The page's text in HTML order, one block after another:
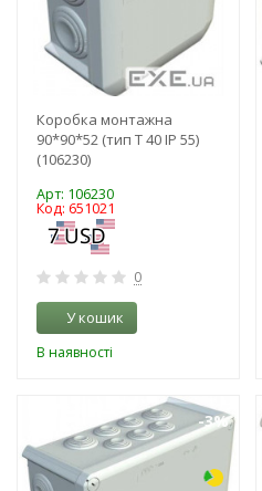
Коробка монтажна
90*90*52 (тип Т 40 IP 55)
(106230)
Арт: 106230
Код: 651021
0
У кошик
В наявності
-3%